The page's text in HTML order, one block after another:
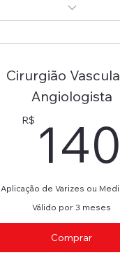
Cirurgião
Angiologista
R$ 140
Aplicação de Varizes ou
Válido por 3 meses
Comprar